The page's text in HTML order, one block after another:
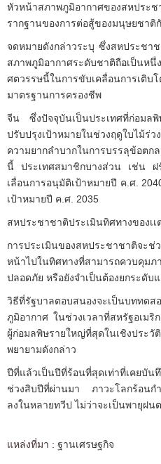
หัวหน้าสภาพภูมิอากาศของสหป
รากฐานของการต่อสู้ของมนุษยชาติ
จดหมายดังกล่าวระบุ ซึ่งสหประชา
สภาพภูมิอากาศระดับชาติถือเป็นหนึ่
ศตวรรษนี้ในการขับเคลื่อนการเติบ
มาตรฐานการครองชีพ
จีน ซึ่งปัจจุบันเป็นประเทศที่ก่อมล
ปรับปรุงเป้าหมายในช่วงฤดูใบไม้
ความยากลำบากในการบรรลุข้อตก
นี้ ประเทศสมาชิกบางส่วน เช่น ฝ
เลื่อนการอนุมัติเป้าหมายปี ค.ศ.
เป้าหมายปี ค.ศ. 2035
สหประชาชาติประเมินทิศทางของเเ
การประเมินของสหประชาชาติจะ
หน้าไปในทิศทางที่สามารถควบคุมภ
ปลอดภัย หรือยังจำเป็นต้องยกระดั
วิธีที่รัฐบาลตอบสนองจะเป็นบททด
ภูมิอากาศ ในช่วงเวลาที่สหรัฐอเม
ผู้ก่อมลพิษรายใหญ่ที่สุดในเชิงประ
พยายามดังกล่าว
ปีที่แล้วเป็นปีที่ร้อนที่สุดเท่าที่เคยบั
ช่วงสิบปีที่ผ่านมา ภาวะโลกร้อนกำ
ลงในหลายทวีป ไม่ว่าจะเป็นพายุฝ
แหล่งที่มา : ฐานเศรษฐกิจ